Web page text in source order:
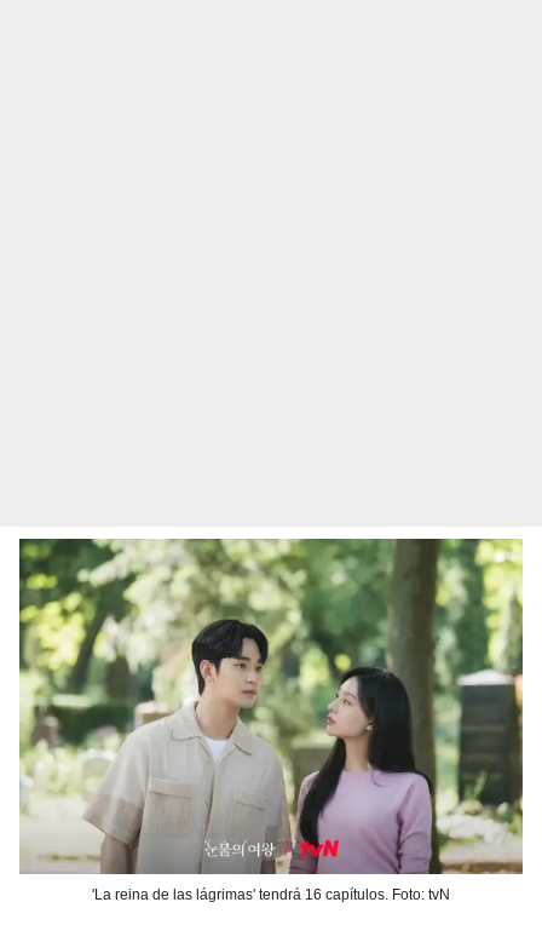
'La reina de las lágrimas' tendrá 16 capítulos. Foto: tvN